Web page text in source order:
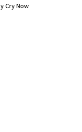
Cry Now